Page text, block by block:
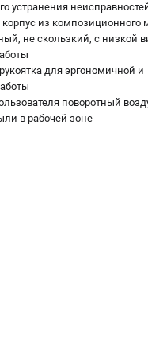
ЗАКАЗ ЗАПЧАСТЕЙ
06-14 | +7 (8112)
zakaz@metabo-market.ru
устранения
из композиционного
не скользкий, с низкой
для эргономичной и
поворотный
в рабочей зоне